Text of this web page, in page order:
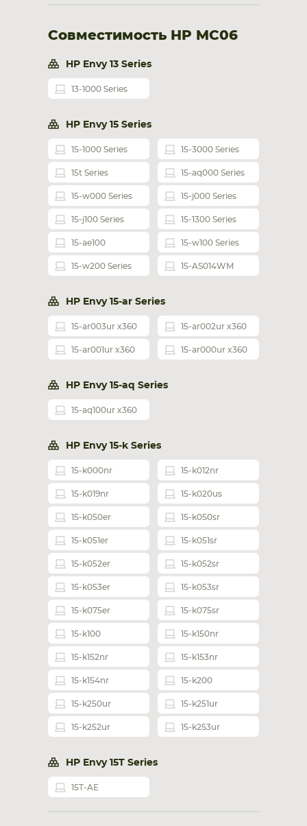
Совместимость HP MC06
HP Envy 13 Series
13-1000 Series
HP Envy 15 Series
15-1000 Series 15-3000 Series
15t Series 15-aq000 Series
15-w000 Series 15-j000 Series
15-j100 Series 15-1300 Series
15-ae100 15-w100 Series
15-w200 Series 15-AS014WM
HP Envy 15-ar Series
15-ar003ur x360 15-ar002ur x360
15-ar001ur x360 15-ar000ur x360
HP Envy 15-aq Series
15-aq100ur x360
HP Envy 15-k Series
15-k000nr 15-k012nr
15-k019nr 15-k020us
15-k050er 15-k050sr
15-k051er 15-k051sr
15-k052er 15-k052sr
15-k053er 15-k053sr
15-k075er 15-k075sr
15-k100 15-k150nr
15-k152nr 15-k153nr
15-k154nr 15-k200
15-k250ur 15-k251ur
15-k252ur 15-k253ur
HP Envy 15T Series
15T-AE